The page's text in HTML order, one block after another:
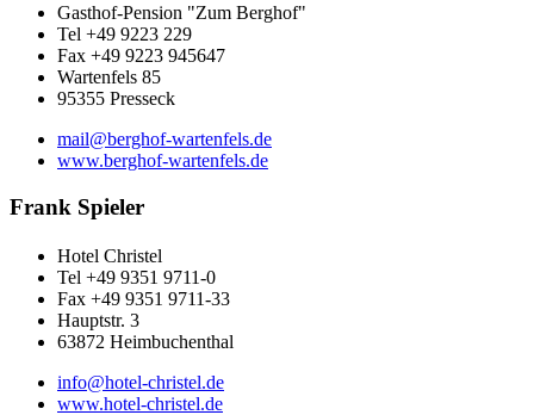
Gasthof-Pension "Zum Berghof"
Tel +49 9223 229
Fax +49 9223 945647
Wartenfels 85
95355 Presseck
mail@berghof-wartenfels.de
www.berghof-wartenfels.de
Frank Spieler
Hotel Christel
Tel +49 9351 9711-0
Fax +49 9351 9711-33
Hauptstr. 3
63872 Heimbuchenthal
info@hotel-christel.de
www.hotel-christel.de